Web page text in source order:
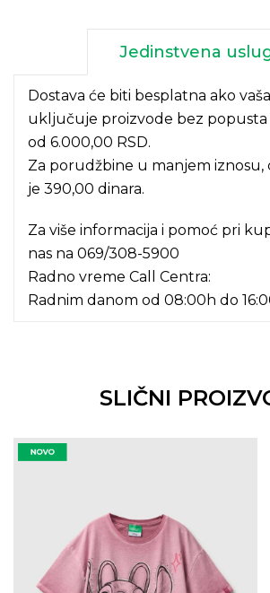
Jedinstvena
Dostava će biti besplatna ako
uključuje proizvode bez popusta
od 6.000,00 RSD.
Za porudžbine u manjem iznosu,
je 390,00 dinara.
Za više informacija i pomoć pri
nas na 069/308-5900
Radno vreme Call Centra:
Radnim danom od 08:00h do
SLIČNI